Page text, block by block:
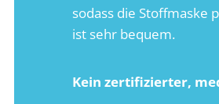
sodass die Stoffmaske
ist sehr bequem.
Kein zertifizierter,